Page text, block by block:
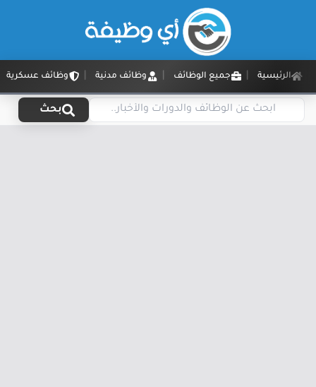
الرئيسية جميع الوظائف وظائف مدنية وظائف عسكرية
بحث